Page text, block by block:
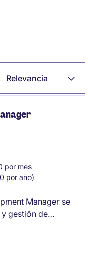
Relevancia
por mes
por año)
Manager se
gestión de